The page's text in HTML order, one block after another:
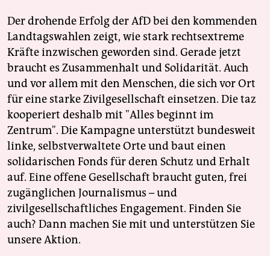
Der drohende Erfolg der AfD bei den kommenden
Landtagswahlen zeigt, wie stark rechtsextreme
Kräfte inzwischen geworden sind. Gerade jetzt
braucht es Zusammenhalt und Solidarität. Auch
und vor allem mit den Menschen, die sich vor Ort
für eine starke Zivilgesellschaft einsetzen. Die taz
kooperiert deshalb mit "Alles beginnt im
Zentrum". Die Kampagne unterstützt bundesweit
linke, selbstverwaltete Orte und baut einen
solidarischen Fonds für deren Schutz und Erhalt
auf. Eine offene Gesellschaft braucht guten, frei
zugänglichen Journalismus – und
zivilgesellschaftliches Engagement. Finden Sie
auch? Dann machen Sie mit und unterstützen Sie
unsere Aktion.